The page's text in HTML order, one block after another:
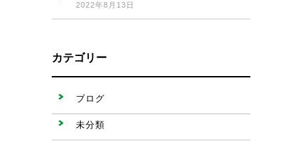
2022年8月13日
カテゴリー
ブログ
未分類